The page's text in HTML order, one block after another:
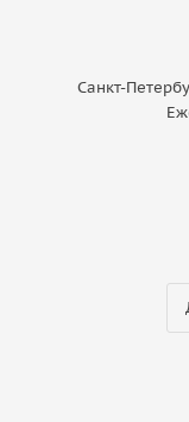
Санкт-